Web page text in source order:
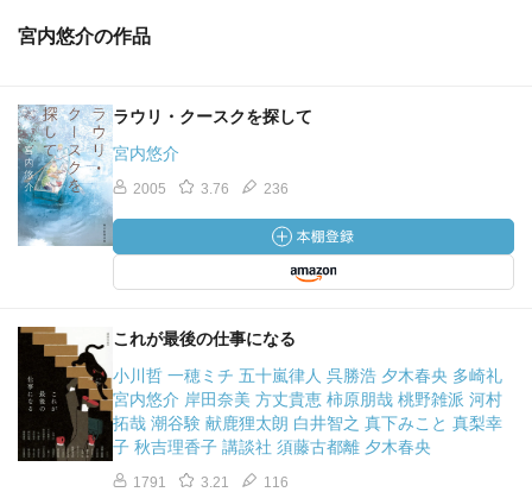
宮内悠介の作品
ラウリ・クースクを探して
宮内悠介
2005 3.76 236
これが最後の仕事になる
小川哲 一穂ミチ 五十嵐律人 呉勝浩 夕木春央 多崎礼
宮内悠介 岸田奈美 方丈貴恵 柿原朋哉 桃野雑派 河村
拓哉 潮谷験 献鹿狸太朗 白井智之 真下みこと 真梨幸
子 秋吉理香子 講談社 須藤古都離 夕木春央
1791 3.21 116